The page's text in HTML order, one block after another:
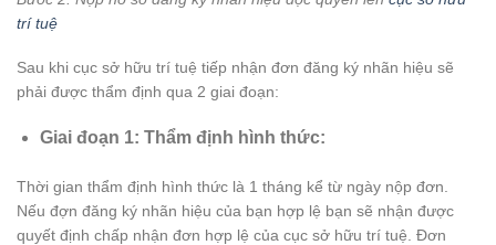
trí tuệ
Sau khi cục sở hữu trí tuệ tiếp nhận đơn đăng ký nhãn hiệu sẽ
phải được thẩm định qua 2 giai đoạn:
Giai đoạn 1: Thẩm định hình thức:
Thời gian thẩm định hình thức là 1 tháng kể từ ngày nộp đơn.
Nếu đợn đăng ký nhãn hiệu của bạn hợp lệ bạn sẽ nhận được
quyết định chấp nhận đơn hợp lệ của cục sở hữu trí tuệ. Đơn